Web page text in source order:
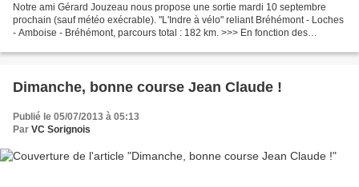
Notre ami Gérard Jouzeau nous propose une sortie mardi 10 septembre
prochain (sauf météo exécrable). "L'Indre à vélo" reliant Bréhémont - Loches
- Amboise - Bréhémont, parcours total : 182 km. >>> En fonction des
Dimanche, bonne course Jean Claude !
Publié le 05/07/2013 à 05:13
Par VC Sorignois